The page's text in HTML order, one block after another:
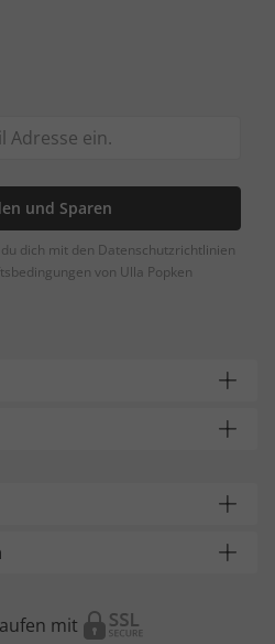
und Sparen
dich mit den Datenschutzrichtlinien
von Ulla Popken
mit